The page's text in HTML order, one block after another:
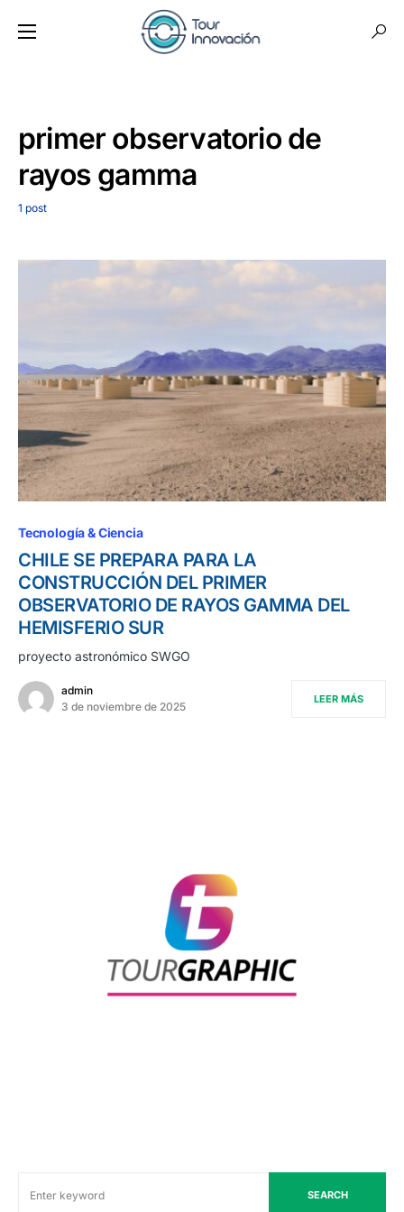
primer observatorio de
rayos gamma
1 post
Tecnología & Ciencia
CHILE SE PREPARA PARA LA
CONSTRUCCIÓN DEL PRIMER
OBSERVATORIO DE RAYOS GAMMA DEL
HEMISFERIO SUR
proyecto astronómico SWGO
admin
3 de noviembre de 2025
LEER MÁS
SEARCH